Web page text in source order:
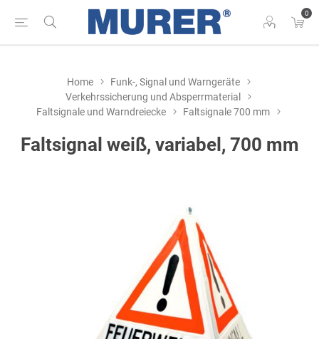
0
Home
Funk-, Signal und Warngeräte
Verkehrssicherung und Absperrmaterial
Faltsignale und Warndreiecke
Faltsignale 700 mm
Faltsignal weiß, variabel, 700 mm